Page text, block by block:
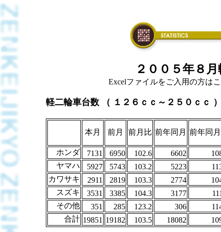
２００５年８
Excelファイルをご入用の方は
軽二輪車台数 （ １２６ｃｃ～２５０ｃｃ
本月 前月 前月比 前年同月 前年同
ホンダ 7131 6950 102.6 6602
ヤマハ
5927 5743 103.2 5223
カワサキ
2911 2819 103.3 2774
スズキ
3531 3385 104.3 3177
その他
351 285 123.2 306
合計 19851 19182 103.5 18082